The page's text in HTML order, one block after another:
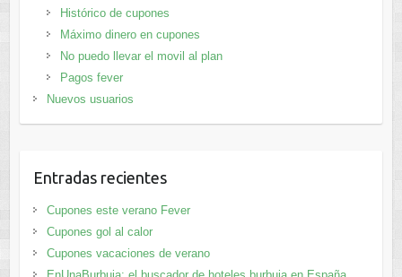
Histórico de cupones
Máximo dinero en cupones
No puedo llevar el movil al plan
Pagos fever
Nuevos usuarios
Entradas recientes
Cupones este verano Fever
Cupones gol al calor
Cupones vacaciones de verano